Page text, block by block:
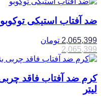
ضد آفتاب استیکی توکوبو
2,065,399 تومان
2,065,399
لیتر